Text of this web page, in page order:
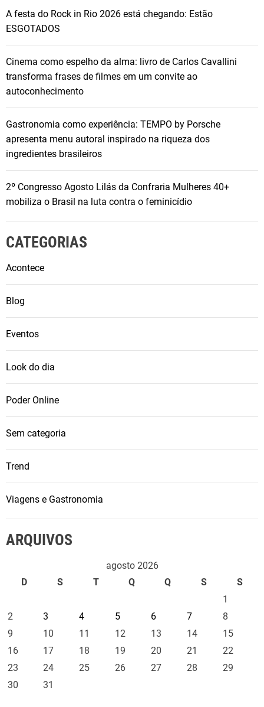
A festa do Rock in Rio 2026 está chegando: Estão
ESGOTADOS
Cinema como espelho da alma: livro de Carlos Cavallini
transforma frases de filmes em um convite ao
autoconhecimento
Gastronomia como experiência: TEMPO by Porsche
apresenta menu autoral inspirado na riqueza dos
ingredientes brasileiros
2º Congresso Agosto Lilás da Confraria Mulheres 40+
mobiliza o Brasil na luta contra o feminicídio
CATEGORIAS
Acontece
Blog
Eventos
Look do dia
Poder Online
Sem categoria
Trend
Viagens e Gastronomia
ARQUIVOS
agosto 2026
D
S T Q Q S
S
1
2
3 4 5 6 7
8
9
10 11 12 13 14
15
16
17 18 19 20 21
22
23
24 25 26 27 28
29
30
31